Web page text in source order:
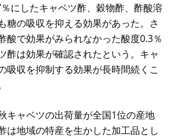
にしたキャベツ酢、穀物酢、酢酸溶
糖の吸収を抑える効果があった。さ
酸で効果がみられなかった酸度0.3％
酢は効果が確認されたという。キャ
吸収を抑制する効果が長時間続くこ
キャベツの出荷量が全国1位の産地
は地域の特産を生かした加工品とし